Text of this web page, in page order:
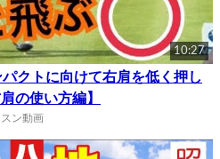
10:27
クトに向けて右肩を低く押し
の使い方編】
ン動画